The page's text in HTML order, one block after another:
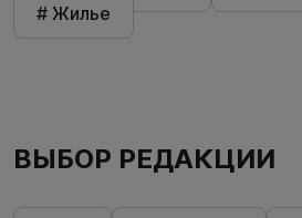
# Жилье
ВЫБОР РЕДАКЦИИ